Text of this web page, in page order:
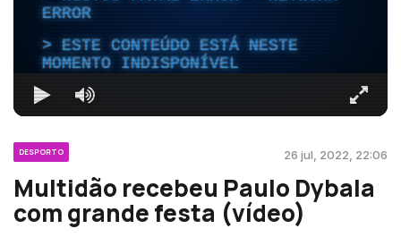
ERROR
ESTE CONTEÚDO ESTÁ NESTE
MOMENTO INDISPONÍVEL
DESPORTO 26 jul, 2022, 22:06
Multidão recebeu Paulo Dybala
com grande festa (vídeo)